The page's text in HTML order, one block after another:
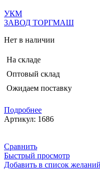
УКМ
ЗАВОД ТОРГМАШ
Нет в наличии
На складе
Оптовый склад
Ожидаем поставку
Подробнее
Артикул: 1686
Сравнить
Быстрый просмотр
Добавить в список желаний